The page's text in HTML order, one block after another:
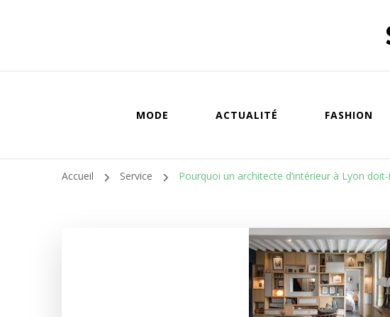
MODE ACTUALITÉ FASHION
Accueil Service Pourquoi un architecte d’intérieur à Lyon